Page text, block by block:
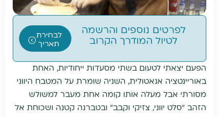
לפרטים נוספים והרשמה
לטיול המודרך הקרוב
לבחירת
תאריך
הפעם יצאתי לטעום בשתי מסעדות ייחודיות, האחת
באוריינטציה אנאטולית, השניה שומרת על המטבח היווני
מסורתי אבל מעלה אותו קומה אחת מעבר למשולש
הזהב "סלט יווני, צזיקי וקבב" ובטברנה קטנה ושכוחת אל